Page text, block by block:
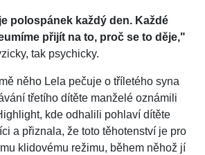
polospánek každý den. Každé
přijít na to, proč se to děje,"
tak psychicky.
něho Lela pečuje o tříletého syna
třetího dítěte manželé oznámili
kde odhalili pohlaví dítěte
a přiznala, že toto těhotenství je pro
klidovému režimu, během něhož jí